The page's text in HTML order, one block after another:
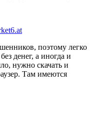
поэтому легко
денег, а иногда и
нужно скачать и
Там имеются